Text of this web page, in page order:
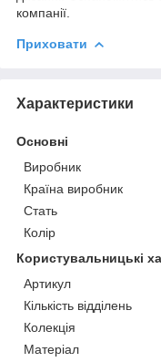
компанії.
Приховати
Характеристики
Основні
Виробник
Країна виробник
Стать
Колір
Користувальницькі
Артикул
Кількість відділень
Колекція
Матеріал